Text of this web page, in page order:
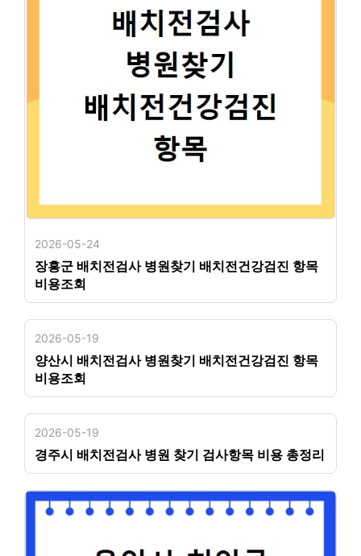
2026-05-24
장흥군 배치전검사 병원찾기 배치전건강검진 항목
비용조회
2026-05-19
양산시 배치전검사 병원찾기 배치전건강검진 항목
비용조회
2026-05-19
경주시 배치전검사 병원 찾기 검사항목 비용 총정리